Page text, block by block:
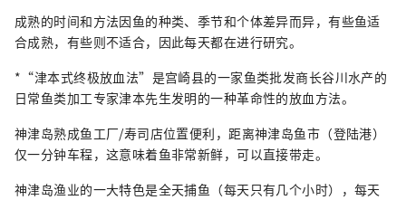
成熟的时间和方法因鱼的种类、季节和个体差异而异，有些鱼适
合成熟，有些则不适合，因此每天都在进行研究。
*“津本式终极放血法”是宫崎县的一家鱼类批发商长谷川水产的
日常鱼类加工专家津本先生发明的一种革命性的放血方法。
神津岛熟成鱼工厂/寿司店位置便利，距离神津岛鱼市（登陆港）
仅一分钟车程，这意味着鱼非常新鲜，可以直接带走。
神津岛渔业的一大特色是全天捕鱼（每天只有几个小时），每天